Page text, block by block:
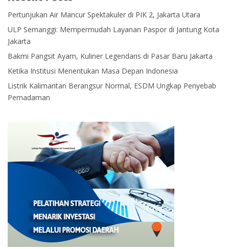
Pertunjukan Air Mancur Spektakuler di PIK 2, Jakarta Utara
ULP Semanggi: Mempermudah Layanan Paspor di Jantung Kota
Jakarta
Bakmi Pangsit Ayam, Kuliner Legendaris di Pasar Baru Jakarta
Ketika Institusi Menentukan Masa Depan Indonesia
Listrik Kalimantan Berangsur Normal, ESDM Ungkap Penyebab
Pemadaman